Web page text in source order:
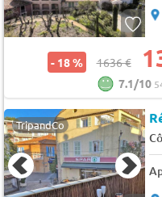
- 18 % 1636 €
7.1/10
TripandCo